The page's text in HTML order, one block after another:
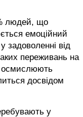
людей, що
емоційний
задоволенні від
переживань на
осмислюють
досвідом
у